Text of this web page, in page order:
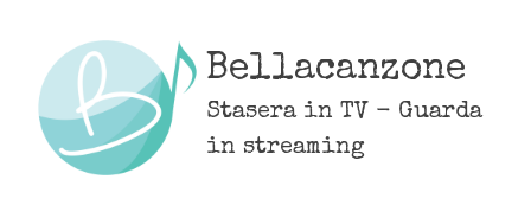
content
Bellacanzone
Stasera in TV - Guarda
in streaming